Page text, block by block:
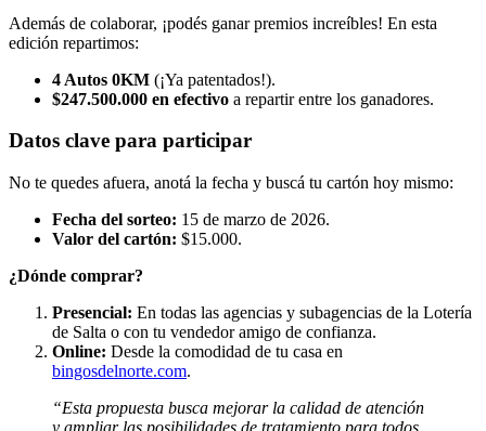
Además de colaborar, ¡podés ganar premios increíbles! En esta
edición repartimos:
4 Autos 0KM (¡Ya patentados!).
$247.500.000 en efectivo a repartir entre los ganadores.
Datos clave para participar
No te quedes afuera, anotá la fecha y buscá tu cartón hoy mismo:
Fecha del sorteo: 15 de marzo de 2026.
Valor del cartón: $15.000.
¿Dónde comprar?
Presencial: En todas las agencias y subagencias de la Lotería
de Salta o con tu vendedor amigo de confianza.
Online: Desde la comodidad de tu casa en
bingosdelnorte.com.
“Esta propuesta busca mejorar la calidad de atención